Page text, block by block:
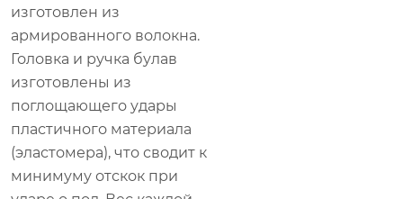
изготовлен из
армированного волокна.
Головка и ручка булав
изготовлены из
поглощающего удары
пластичного материала
(эластомера), что сводит к
минимуму отскок при